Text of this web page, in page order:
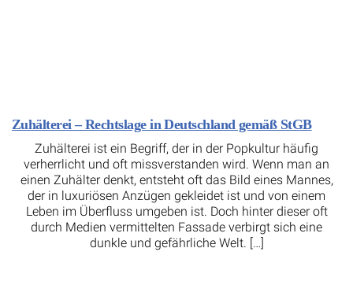
Zuhälterei – Rechtslage in Deutschland gemäß StGB
Zuhälterei ist ein Begriff, der in der Popkultur häufig
verherrlicht und oft missverstanden wird. Wenn man an
einen Zuhälter denkt, entsteht oft das Bild eines Mannes,
der in luxuriösen Anzügen gekleidet ist und von einem
Leben im Überfluss umgeben ist. Doch hinter dieser oft
durch Medien vermittelten Fassade verbirgt sich eine
dunkle und gefährliche Welt. […]